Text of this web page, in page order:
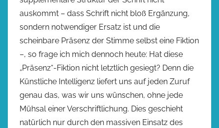
auskommt – dass Schrift nicht bloß Ergänzung,
sondern notwendiger Ersatz ist und die
scheinbare Präsenz der Stimme selbst eine Fiktion
–, so frage ich mich dennoch heute: Hat diese
„Präsenz“-Fiktion nicht letztlich gesiegt? Denn die
Künstliche Intelligenz liefert uns auf jeden Zuruf
genau das, was wir uns wünschen, ohne jede
Mühsal einer Verschriftlichung. Dies geschieht
natürlich nur durch den massiven Einsatz des